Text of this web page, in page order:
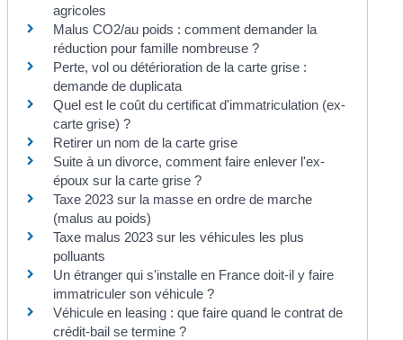
agricoles
Malus CO2/au poids : comment demander la
réduction pour famille nombreuse ?
Perte, vol ou détérioration de la carte grise :
demande de duplicata
Quel est le coût du certificat d'immatriculation (ex-
carte grise) ?
Retirer un nom de la carte grise
Suite à un divorce, comment faire enlever l'ex-
époux sur la carte grise ?
Taxe 2023 sur la masse en ordre de marche
(malus au poids)
Taxe malus 2023 sur les véhicules les plus
polluants
Un étranger qui s'installe en France doit-il y faire
immatriculer son véhicule ?
Véhicule en leasing : que faire quand le contrat de
crédit-bail se termine ?